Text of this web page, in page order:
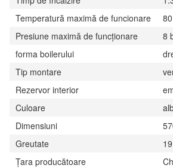
Temperatură maximă de funcionare
Presiune maximă de funcţionare
8
forma boilerului
Tip montare
Rezervor interior
Culoare
Dimensiuni
Greutate
Țara producătoare